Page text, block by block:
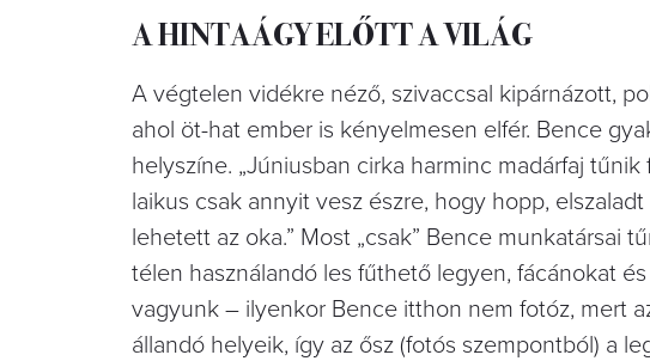
A HINTAÁGY ELŐTT A VILÁG
A végtelen vidékre néző, szivaccsal kipárnázott,
ahol öt-hat ember is kényelmesen elfér. Bence
helyszíne. „Júniusban cirka harminc madárfaj
laikus csak annyit vesz észre, hogy hopp,
lehetett az oka.” Most „csak” Bence munkatársai
télen használandó les fűthető legyen, fácánokat
vagyunk – ilyenkor Bence itthon nem fotóz, mert
állandó helyeik, így az ősz (fotós szempontból) a